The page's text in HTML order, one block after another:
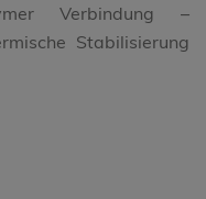
Verbindung –
Stabilisierung